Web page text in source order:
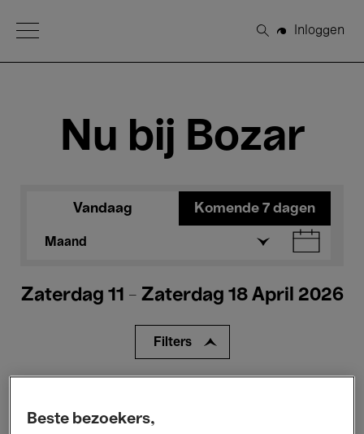
Open Menu
Zoeken
Inloggen
Nu bij Bozar
Vandaag Komende 7 dagen
Maand
Zaterdag 11 - Zaterdag 18 April 2026
Filters
Beste bezoekers,